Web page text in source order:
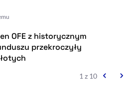
dostępności wspierają:
OFE z historycznym
przekroczyły
1 z 10